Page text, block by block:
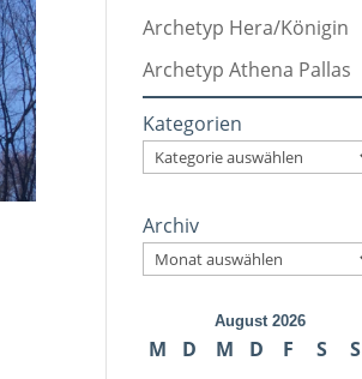
Archetyp Hera/Königin
Archetyp Athena Pallas
Kategorien
Archiv
August 2026
M D M D F S
S